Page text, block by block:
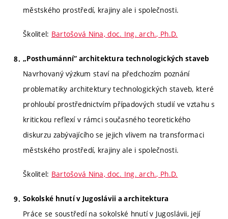
městského prostředí, krajiny ale i společnosti.
Školitel: Bartošová Nina, doc. Ing. arch., Ph.D.
„Posthumánní“ architektura technologických staveb
Navrhovaný výzkum staví na předchozím poznání
problematiky architektury technologických staveb, které
prohloubí prostřednictvím případových studií ve vztahu s
kritickou reflexí v rámci současného teoretického
diskurzu zabývajícího se jejich vlivem na transformaci
městského prostředí, krajiny ale i společnosti.
Školitel: Bartošová Nina, doc. Ing. arch., Ph.D.
Sokolské hnutí v Jugoslávii a architektura
Práce se soustředí na sokolské hnutí v Jugoslávii, její